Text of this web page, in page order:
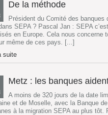
De la méthode
Président du Comité des
SEPA ? Pascal Jan : SEPA
en Europe. Cela nous
même de ces pays. [...]
suite
Metz : les banques
A moins de 320 jours de la date
et de Moselle, avec la Banque
à la migration SEPA au plus tôt.